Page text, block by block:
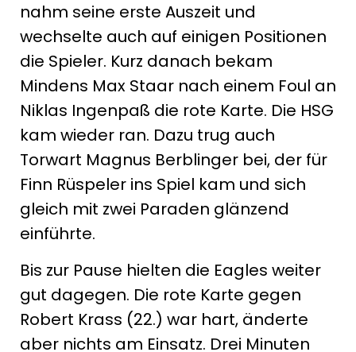
nahm seine erste Auszeit und
wechselte auch auf einigen Positionen
die Spieler. Kurz danach bekam
Mindens Max Staar nach einem Foul an
Niklas Ingenpaß die rote Karte. Die HSG
kam wieder ran. Dazu trug auch
Torwart Magnus Berblinger bei, der für
Finn Rüspeler ins Spiel kam und sich
gleich mit zwei Paraden glänzend
einführte.
Bis zur Pause hielten die Eagles weiter
gut dagegen. Die rote Karte gegen
Robert Krass (22.) war hart, änderte
aber nichts am Einsatz. Drei Minuten